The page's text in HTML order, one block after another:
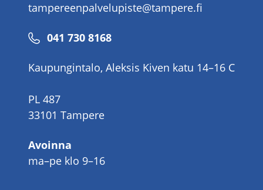
tampereenpalvelupiste@tampere.fi
Puhelinnumero
041 730 8168
Kaupungintalo, Aleksis Kiven katu 14–16 C
PL 487
33101 Tampere
Avoinna
ma–pe klo 9–16